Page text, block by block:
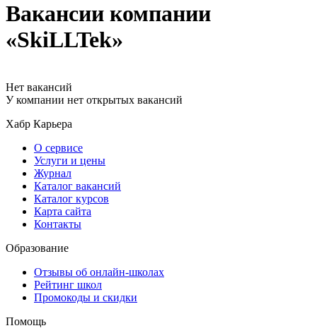
Вакансии компании
«SkiLLTek»
Нет вакансий
У компании нет открытых вакансий
Хабр Карьера
О сервисе
Услуги и цены
Журнал
Каталог вакансий
Каталог курсов
Карта сайта
Контакты
Образование
Отзывы об онлайн-школах
Рейтинг школ
Промокоды и скидки
Помощь